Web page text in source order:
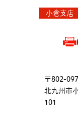
小倉支店
〒802-
北九州市
101